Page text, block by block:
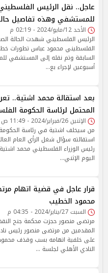
عاجل.. نقل الرئيس
للمستشفي وهذه تفاصيل
الأحد 12/مايو/2024 - 02:19 م
الرئيس الفلسطيني شهدت الحالة
الفلسطيني محمود عباس تطورات
السابقة وتم نقله إلى المستشفي
أسبوعين لإجراء بع…
بعد استقالة محمد اشتية..
المحتمل لرئاسة الحكومة
الإثنين 26/فبراير/2024 - 11:49 ص
من سيخلف اشتية في رئاسة
استقالته سؤال شغل الرأي العام
رئيس الوزراء الفلسطيني محمد
اليوم الإثني…
قرار عاجل في قضية اتهام
محمود الخطيب
السبت 27/يناير/2024 - 04:35 م
مرتضى منصور حجزت محكمة جنح
المقدمين من مرتضى منصور رئيس
على خلفية اتهامه بسب وقذف
النادي الأهلي لجلسة …